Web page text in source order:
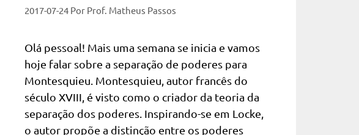
2017-07-24 Por Prof. Matheus Passos
Olá pessoal! Mais uma semana se inicia e vamos
hoje falar sobre a separação de poderes para
Montesquieu. Montesquieu, autor francês do
século XVIII, é visto como o criador da teoria da
separação dos poderes. Inspirando-se em Locke,
o autor propõe a distinção entre os poderes